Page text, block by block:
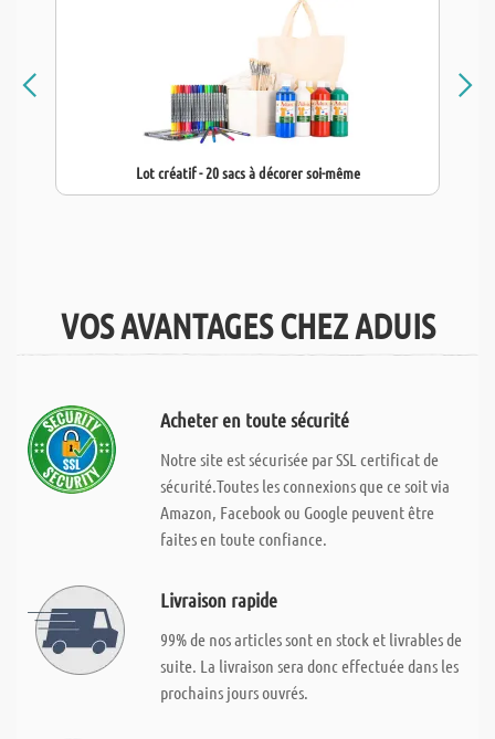
Lot créatif - 20 sacs à décorer soi-même
VOS AVANTAGES CHEZ ADUIS
Acheter en toute sécurité
Notre site est sécurisée par SSL certificat de
sécurité.Toutes les connexions que ce soit via
Amazon, Facebook ou Google peuvent être
faites en toute confiance.
Livraison rapide
99% de nos articles sont en stock et livrables de
suite. La livraison sera donc effectuée dans les
prochains jours ouvrés.